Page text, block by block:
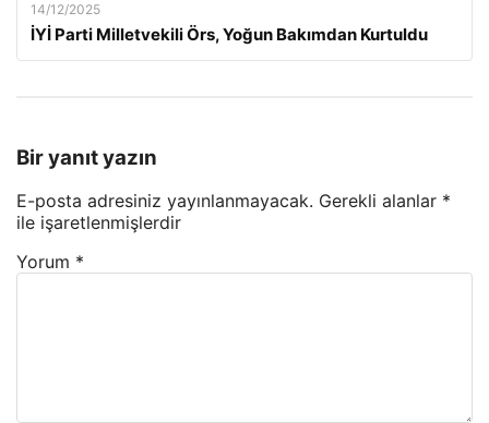
14/12/2025
İYİ Parti Milletvekili Örs, Yoğun Bakımdan Kurtuldu
Bir yanıt yazın
E-posta adresiniz yayınlanmayacak. Gerekli alanlar *
ile işaretlenmişlerdir
Yorum *